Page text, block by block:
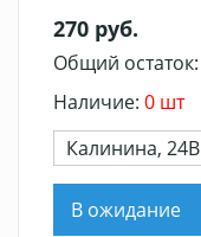
270 руб.
Общий остаток:
Наличие: 0 шт
Калинина, 24В
В ожидание